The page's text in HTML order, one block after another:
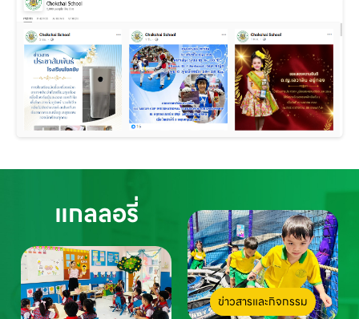
แกลลอรี่
ข่าวสารและกิจกรรม